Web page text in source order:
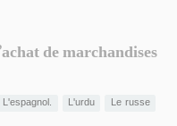
de marchandises
L'espagnol. L'urdu Le russe